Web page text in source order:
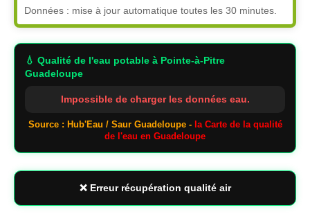
Données : mise à jour automatique toutes les 30 minutes.
💧 Qualité de l'eau potable à Pointe-à-Pitre
Guadeloupe
Impossible de charger les données eau.
Source : Hub'Eau / Saur Guadeloupe - la Carte de la qualité
de l'eau en Guadeloupe
❌ Erreur récupération qualité air